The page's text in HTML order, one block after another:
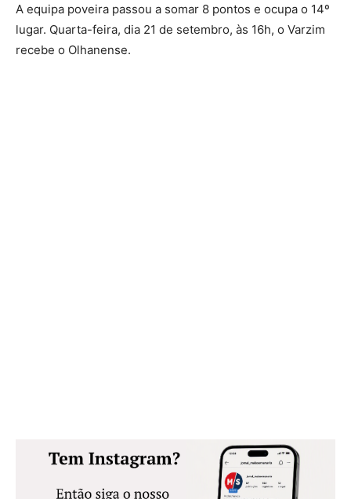
A equipa poveira passou a somar 8 pontos e ocupa o 14º
lugar. Quarta-feira, dia 21 de setembro, às 16h, o Varzim
recebe o Olhanense.